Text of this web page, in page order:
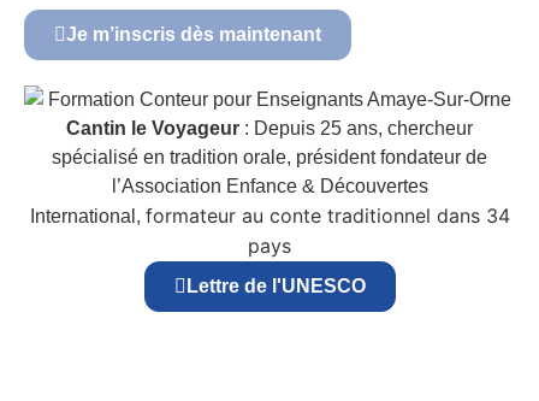
Je m’inscris dès maintenant
Cantin le Voyageur : Depuis 25 ans, chercheur
spécialisé en tradition orale, président fondateur de
l’Association Enfance & Découvertes
International, formateur au conte traditionnel dans 34
pays
Lettre de l'UNESCO